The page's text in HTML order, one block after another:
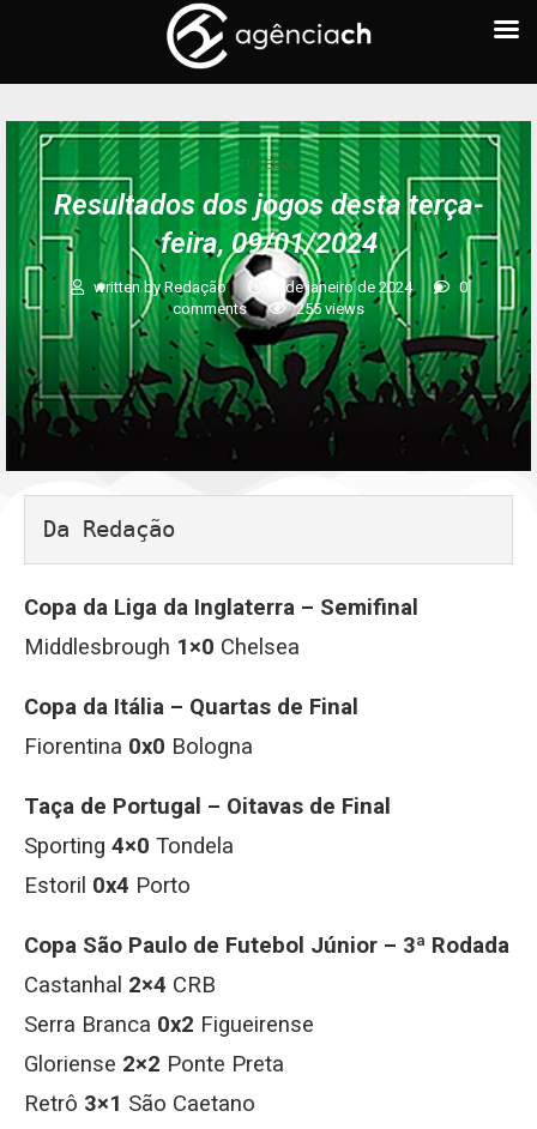
FUTEBOL
Resultados dos jogos desta terça-
feira, 09/01/2024
written byRedação 9 de janeiro de 2024
0
comments
255 views
Da Redação
Copa da Liga da Inglaterra – Semifinal
Middlesbrough 1×0 Chelsea
Copa da Itália – Quartas de Final
Fiorentina 0x0 Bologna
Taça de Portugal – Oitavas de Final
Sporting 4×0 Tondela
Estoril 0x4 Porto
Copa São Paulo de Futebol Júnior – 3ª Rodada
Castanhal 2×4 CRB
Serra Branca 0x2 Figueirense
Gloriense 2×2 Ponte Preta
Retrô 3×1 São Caetano